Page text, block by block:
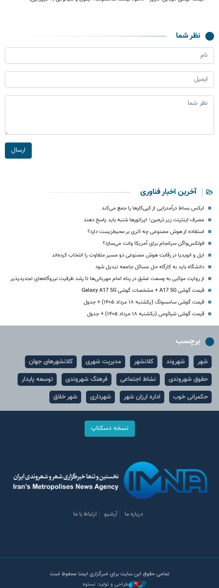
نظر شما
ارسال
آخرین اخبار فناوری
ایکس بساط درآمدزایی از کپی‌کارها را جمع می‌کند
مصرف اینترنت زیر ذره‌بین؛ اپراتورها شنبه باید پاسخ دهند
استفاده از هوش مصنوعی چه اثری بر محیط‌زیست دارد؟
فولکس‌واگن سرانجام برای آمریکا وانت می‌سازد؟
اپل و انویدیا در رقابت هوش مصنوعی دو مسیر متفاوت را انتخاب کرده‌اند
دانشگاه باید به کارگاه حل مسائل جامعه تبدیل شود
از روایت موکبی به وسعت عشق در پناه امام مهربانی‌ها تا رشد ظرفیت نیروگاه‌های تجدیدپذیر
قیمت گوشی A17 5G + مشخصات گوشی Galaxy A17 5G
قیمت گوشی سامسونگ (یکشنبه ۱۸ مرداد ۱۴۰۵) + جدول
قیمت گوشی شیائومی (یکشنبه ۱۸ مرداد ۱۴۰۵) + جدول
برچسب
شهر شهروند کلانشهر مدیریت شهری
کلانشهرهای جهان
حقوق شهروندی
نشاط اجتماعی فرهنگ شهروندی
توسعه پایدار
حکمرانی خوب
اداره ارزان شهر شهرداری شهر خلاق
نسخه دسکتاپ
درباره ما آرشیو ارتباط با ما
تمامی حقوق این سایت برای خبرگزاری ایمنا محفوظ است
طراحی و تولید: نستوه